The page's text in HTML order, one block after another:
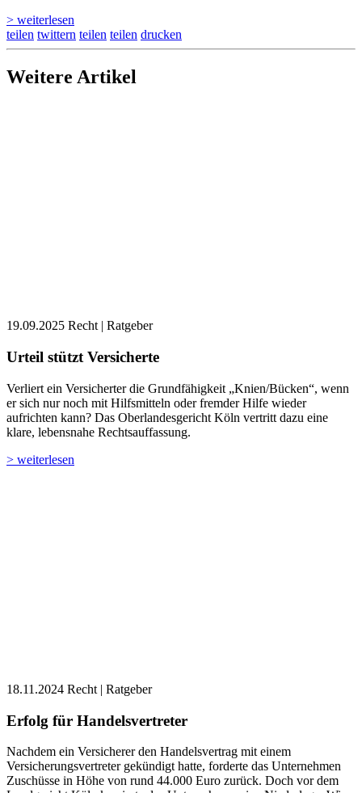
> weiterlesen
teilen twittern teilen teilen drucken
Weitere Artikel
19.09.2025 Recht | Ratgeber
Urteil stützt Versicherte
Verliert ein Versicherter die Grundfähigkeit „Knien/Bücken“, wenn
er sich nur noch mit Hilfsmitteln oder fremder Hilfe wieder
aufrichten kann? Das Oberlandesgericht Köln vertritt dazu eine
klare, lebensnahe Rechtsauffassung.
> weiterlesen
18.11.2024 Recht | Ratgeber
Erfolg für Handelsvertreter
Nachdem ein Versicherer den Handelsvertrag mit einem
Versicherungsvertreter gekündigt hatte, forderte das Unternehmen
Zuschüsse in Höhe von rund 44.000 Euro zurück. Doch vor dem